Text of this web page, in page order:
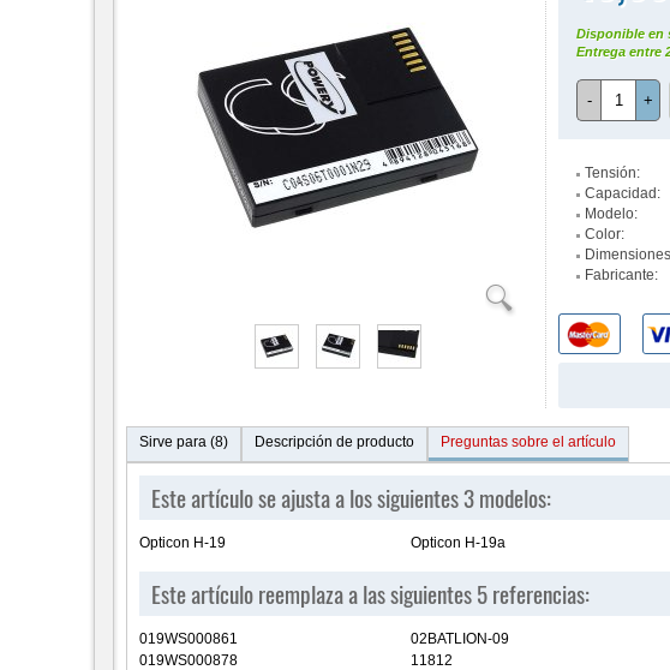
Disponible en
Entrega entre
- +
Tensión:
Capacidad:
Modelo:
Color:
Fabricante:
Sirve para (8) Descripción de producto Preguntas sobre el artículo
Este artículo se ajusta a los siguientes 3 modelos:
Opticon H-19 Opticon H-19a
Este artículo reemplaza a las siguientes 5 referencias:
019WS000861
019WS000878
02BATLION-09
11812